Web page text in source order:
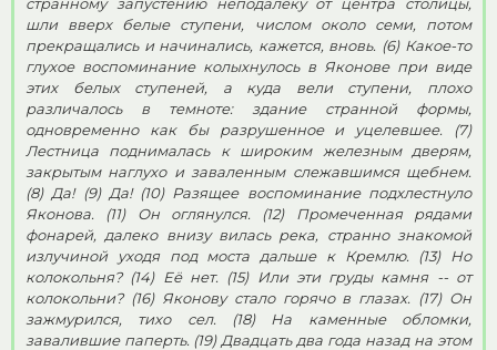
шли вверх белые ступени, числом около семи, потом
прекращались и начинались, кажется, вновь. (6) Какое-то
глухое воспоминание колыхнулось в Яконове при виде
этих белых ступеней, а куда вели ступени, плохо
различалось в темноте: здание странной формы,
одновременно как бы разрушенное и уцелевшее. (7)
Лестница поднималась к широким железным дверям,
закрытым наглухо и заваленным слежавшимся щебнем.
(8) Да! (9) Да! (10) Разящее воспоминание подхлестнуло
Яконова. (11) Он оглянулся. (12) Промеченная рядами
фонарей, далеко внизу вилась река, странно знакомой
излучиной уходя под моста дальше к Кремлю. (13) Но
колокольня? (14) Её нет. (15) Или эти груды камня -- от
колокольни? (16) Яконову стало горячо в глазах. (17) Он
зажмурился, тихо сел. (18) На каменные обломки,
завалившие паперть. (19) Двадцать два года назад на этом